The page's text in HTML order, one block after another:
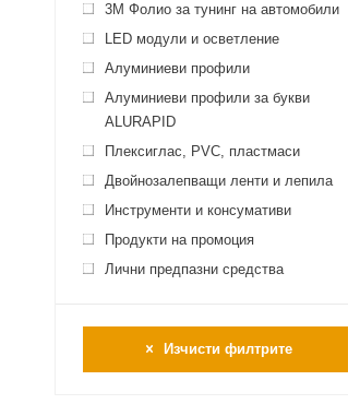
3M Фолио за тунинг на автомобили
LED модули и осветление
Алуминиеви профили
Алуминиеви профили за букви
ALURAPID
Плексиглас, PVC, пластмаси
Двойнозалепващи ленти и лепила
Инструменти и консумативи
Продукти на промоция
Лични предпазни средства
Изчисти филтрите